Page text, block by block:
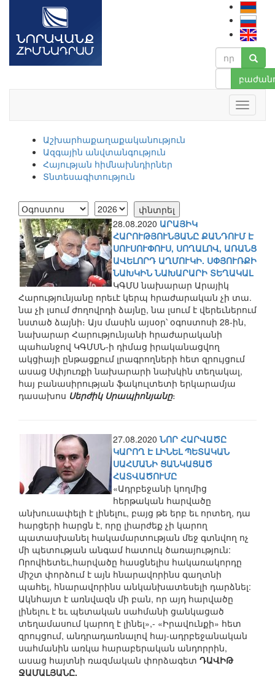
Աշխարհաքաղաքականություն
Ազգային անվտանգություն
Հայության հիմնախնդիրներ
Տնտեսագիտություն
28.08.2020 ԱՐԱՅԻԿ
ՀԱՐՈՒԹՅՈՒՆՅԱՆԸ ՔԱՆԴՈՒՄ Է
ՍՈՒՍՈՒՓՈՒՍ, ՍՈՂԱԼՈՎ, ԱՌԱՆՑ
ԱՎԵԼՈՐԴ ԱՂՄՈՒԿԻ. ՍՓՅՈՒՌՔԻ
ՆԱԽԿԻՆ ՆԱԽԱՐԱՐԻ ՏԵՂԱԿԱԼ
ԿԳՄՍ նախարար Արայիկ
Հարությունյանը որեւէ կերպ հրաժարական չի տա.
նա չի լսում ժողովրդի ձայնը, նա լսում է վերեւներում
նստած ձայնի։ Այս մասին այսօր՝ օգոստոսի 28-ին,
նախարար Հարությունյանի հրաժարականի
պահանջով ԿԳՄՍՆ-ի դիմաց իրականացվող
ակցիայի ընթացքում լրագրողների հետ զրույցում
ասաց Սփյուռքի նախարարի նախկին տեղակալ,
հայ բանասիրության ֆակուլտետի երկարամյա
դասախոս Սերժիկ Սրապիոնյանը։
27.08.2020 ՆՈՐ ՀԱՐՎԱԾԸ
ԿԱՐՈՂ Է ԼԻՆԵԼ ՊԵՏԱԿԱՆ
ՍԱՀՄԱՆԻ ՑԱՆԿԱՑԱԾ
ՀԱՏՎԱԾՈՒՄԸ
«Ադրբեջանի կողմից
հերթական հարվածը
անխուսափելի է լինելու, բայց թե երբ եւ որտեղ, դա
հարցերի հարցն է, որը լիարժեք չի կարող
պատասխանել հակամարտության մեջ գտնվող ոչ
մի պետության անգամ հատուկ ծառայություն:
Որովհետեւ,հարվածը հասցնելիս հակառակորդը
միշտ փորձում է այն հնարավորինս գաղտնի
պահել, հնարավորինս անկանխատեսելի դարձնել:
Ակնհայտ է առնվազն մի բան, որ այդ հարվածը
լինելու է եւ պետական սահմանի ցանկացած
տեղամասում կարող է լինել»,- «Իրավունքի» հետ
զրույցում, անդրադառնալով հայ-ադրբեջանական
սահմանին առկա հարաբերական անդորրին,
ասաց հայտնի ռազմական փորձագետ ԴԱՎԻԹ
ՋԱՄԱԼՅԱՆԸ.